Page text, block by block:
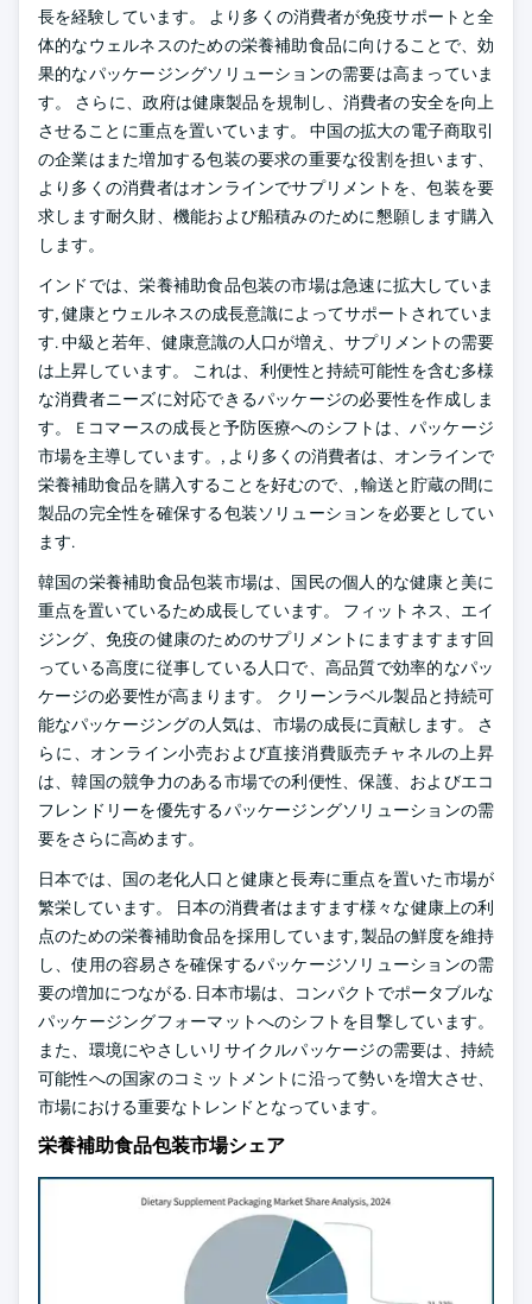
長を経験しています。 より多くの消費者が免疫サポートと全
体的なウェルネスのための栄養補助食品に向けることで、効
果的なパッケージングソリューションの需要は高まっていま
す。 さらに、政府は健康製品を規制し、消費者の安全を向上
させることに重点を置いています。 中国の拡大の電子商取引
の企業はまた増加する包装の要求の重要な役割を担います、
より多くの消費者はオンラインでサプリメントを、包装を要
求します耐久財、機能および船積みのために懇願します購入
します。
インドでは、栄養補助食品包装の市場は急速に拡大していま
す, 健康とウェルネスの成長意識によってサポートされていま
す. 中級と若年、健康意識の人口が増え、サプリメントの需要
は上昇しています。 これは、利便性と持続可能性を含む多様
な消費者ニーズに対応できるパッケージの必要性を作成しま
す。 E コマースの成長と予防医療へのシフトは、パッケージ
市場を主導しています。, より多くの消費者は、オンラインで
栄養補助食品を購入することを好むので、, 輸送と貯蔵の間に
製品の完全性を確保する包装ソリューションを必要としてい
ます.
韓国の栄養補助食品包装市場は、国民の個人的な健康と美に
重点を置いているため成長しています。 フィットネス、エイ
ジング、免疫の健康のためのサプリメントにますますます回
っている高度に従事している人口で、高品質で効率的なパッ
ケージの必要性が高まります。 クリーンラベル製品と持続可
能なパッケージングの人気は、市場の成長に貢献します。 さ
らに、オンライン小売および直接消費販売チャネルの上昇
は、韓国の競争力のある市場での利便性、保護、およびエコ
フレンドリーを優先するパッケージングソリューションの需
要をさらに高めます。
日本では、国の老化人口と健康と長寿に重点を置いた市場が
繁栄しています。 日本の消費者はますます様々な健康上の利
点のための栄養補助食品を採用しています, 製品の鮮度を維持
し、使用の容易さを確保するパッケージソリューションの需
要の増加につながる. 日本市場は、コンパクトでポータブルな
パッケージングフォーマットへのシフトを目撃しています。
また、環境にやさしいリサイクルパッケージの需要は、持続
可能性への国家のコミットメントに沿って勢いを増大させ、
市場における重要なトレンドとなっています。
栄養補助食品包装市場シェア